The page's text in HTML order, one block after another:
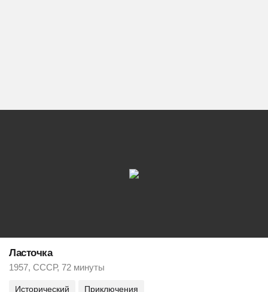
Ласточка
1957, СССР, 72 минуты
Исторический Приключения